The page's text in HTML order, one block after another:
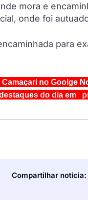
mora e
onde foi
para
no Goolge
do dia em
Compartilhar notícia: